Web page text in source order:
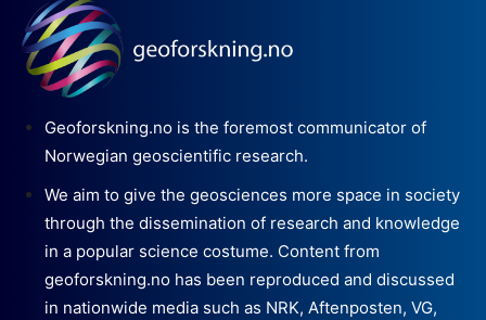
Geoforskning.no is the foremost communicator of
Norwegian geoscientific research.
We aim to give the geosciences more space in society
through the dissemination of research and knowledge
in a popular science costume. Content from
geoforskning.no has been reproduced and discussed
in nationwide media such as NRK, Aftenposten, VG,